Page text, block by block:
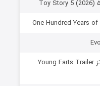
دانلود مستند قطعات تریلر یانگ فارتز Young Farts Trailer